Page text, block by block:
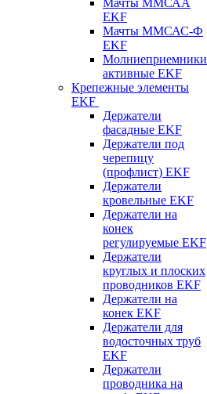
Мачты ММСАА
EKF
Мачты ММСАС-Ф
EKF
Молниеприемники
активные EKF
Крепежные элементы
EKF
Держатели
фасадные EKF
Держатели под
черепицу
(профлист) EKF
Держатели
кровельные EKF
Держатели на
конек
регулируемые EKF
Держатели
круглых и плоских
проводников EKF
Держатели на
конек EKF
Держатели для
водосточных труб
EKF
Держатели
проводника на